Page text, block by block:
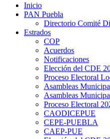
Inicio
PAN Puebla
Directorio Comité
Estrados
COP
Acuerdos
Notificaciones
Elección del CDE
Proceso Electoral
Asambleas
Asambleas
Proceso Electoral
CAODICEPUE
CEPE-PUEBLA
CAEP-PUE